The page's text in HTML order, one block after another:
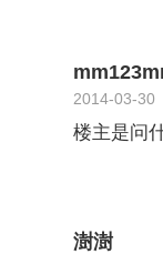
2014-03-30
楼主是问
澍澍